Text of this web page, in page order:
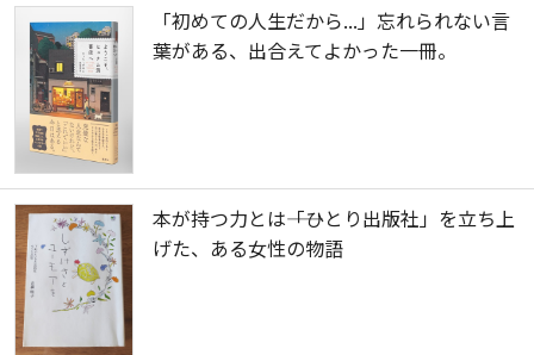
「初めての人生だから...」忘れられない言
葉がある、出合えてよかった一冊。
本が持つ力とは――「ひとり出版社」を立ち上
げた、ある女性の物語